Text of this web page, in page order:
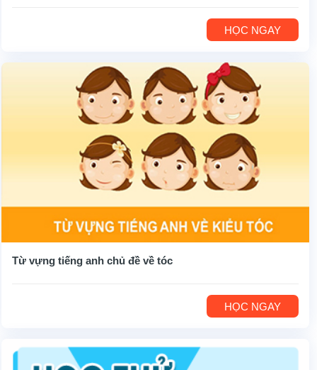
HỌC NGAY
Từ vựng tiếng anh chủ đề về tóc
HỌC NGAY